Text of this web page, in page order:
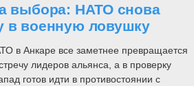
выбора: НАТО снова
в военную ловушку
в Анкаре все заметнее превращается
лидеров альянса, а в проверку
готов идти в противостоянии с